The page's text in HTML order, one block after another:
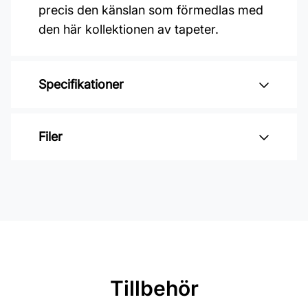
precis den känslan som förmedlas med
den här kollektionen av tapeter.
Specifikationer
Varumärke: Midbec Tapeter
Mönsterrepetition: 53 cm
Filer
Tillbehör